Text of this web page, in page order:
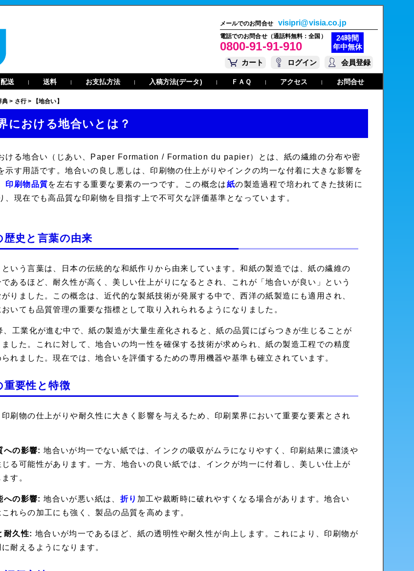
メールでのお問合せ visipri@visia.co.jp
電話でのお問合せ（通話料無料：全国）
0800-91-91-910
24時間
年中無休
カート
ログイン 会員登録
送 | 送料 | お支払方法 | 入稿方法(データ) | ＦＡＱ | アクセス | お問合せ
典 > さ行> 【地合い】
における地合いとは？
ける地合い （じあい、 Paper Formation / Formation du papier）とは、紙の繊維の分布や密
示す用語です。地合いの良し悪しは、印刷物の仕上がりやインクの均一な付着に大きな影響を
印刷物品質を左右する重要な要素の一つです。この概念は紙の製造過程で培われてきた技術に
、現在でも高品質な印刷物を目指す上で不可欠な評価基準となっています。
歴史と言葉の由来
という言葉は、日本の伝統的な和紙作りから由来しています。和紙の製造では、紙の繊維の
あるほど、耐久性が高く、美しい仕上がりになるとされ、これが「地合いが良い」という
りました。この概念は、近代的な製紙技術が発展する中で、西洋の紙製造にも適用され、
いても品質管理の重要な指標として取り入れられるようになりました。
、工業化が進む中で、紙の製造が大量生産化されると、紙の品質にばらつきが生じることが
した。これに対して、地合いの均一性を確保する技術が求められ、紙の製造工程での精度
れました。現在では、地合いを評価するための専用機器や基準も確立されています。
重要性と特徴
刷物の仕上がりや耐久性に大きく影響を与えるため、印刷業界において重要な要素とされ
への影響: 地合いが均一でない紙では、インクの吸収がムラになりやすく、印刷結果に濃淡や
る可能性があります。一方、地合いの良い紙では、インクが均一に付着し、美しい仕上が
す。
への影響: 地合いが悪い紙は、 折り 加工や裁断時に破れやすくなる場合があります。地合い
れらの加工にも強く、製品の品質を高めます。
耐久性: 地合いが均一であるほど、紙の透明性や耐久性が向上します。これにより、印刷物が
耐えるようになります。